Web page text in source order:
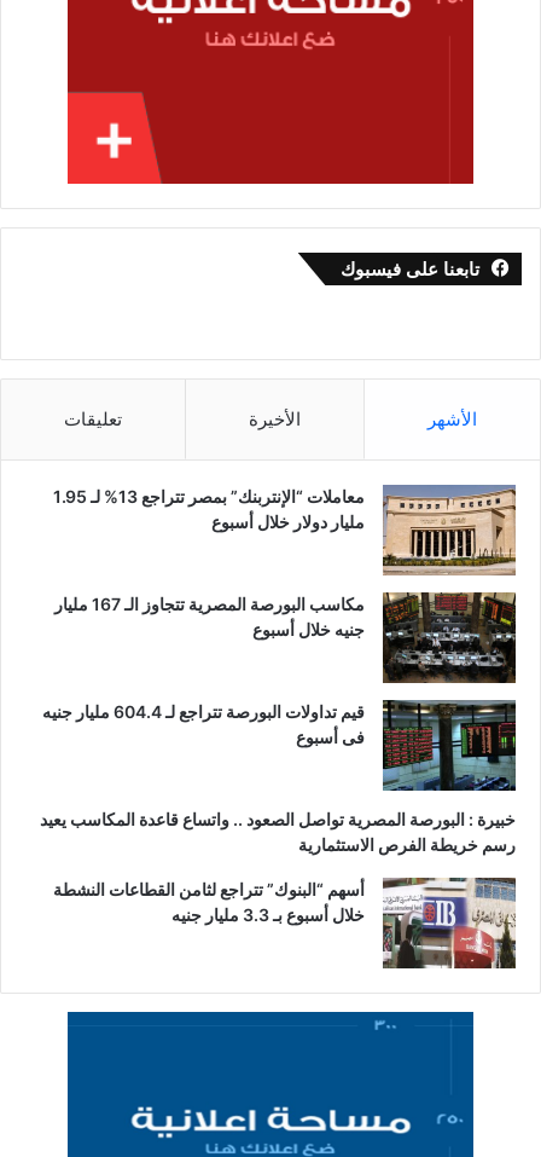
تابعنا على فيسبوك
الأشهر الأخيرة تعليقات
معاملات “الإنتربنك” بمصر تتراجع 13% لـ 1.95
مليار دولار خلال أسبوع
مكاسب البورصة المصرية تتجاوز الـ 167 مليار
جنيه خلال أسبوع
قيم تداولات البورصة تتراجع لـ 604.4 مليار جنيه
فى أسبوع
خبيرة : البورصة المصرية تواصل الصعود .. واتساع قاعدة المكاسب يعيد
رسم خريطة الفرص الاستثمارية
أسهم “البنوك” تتراجع لثامن القطاعات النشطة
خلال أسبوع بـ 3.3 مليار جنيه